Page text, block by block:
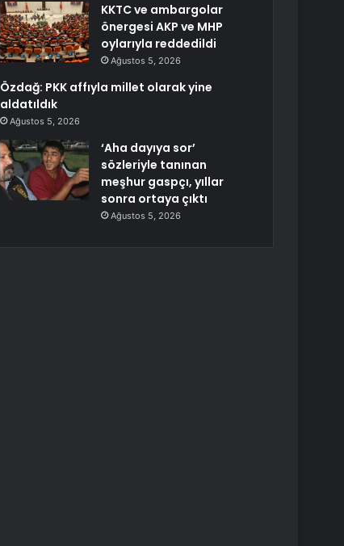
KKTC ve ambargolar
önergesi AKP ve MHP
oylarıyla reddedildi
Ağustos 5, 2026
Özdağ: PKK affıyla millet olarak yine
aldatıldık
Ağustos 5, 2026
‘Aha dayıya sor’
sözleriyle tanınan
meşhur gaspçı, yıllar
sonra ortaya çıktı
Ağustos 5, 2026